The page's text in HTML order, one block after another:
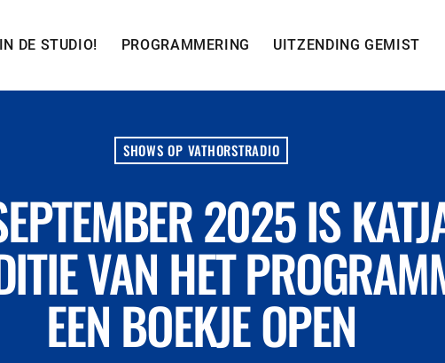
DE STUDIO! PROGRAMMERING UITZENDING GEMIST
SHOWS OP VATHORSTRADIO
2025 IS
VAN HET
EEN BOEKJE OPEN